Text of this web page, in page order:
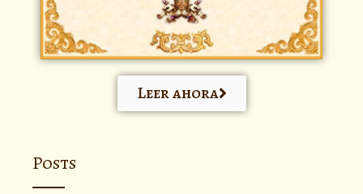
Leer ahora
Posts